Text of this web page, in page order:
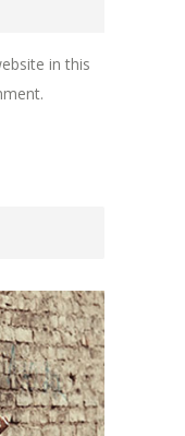
in this